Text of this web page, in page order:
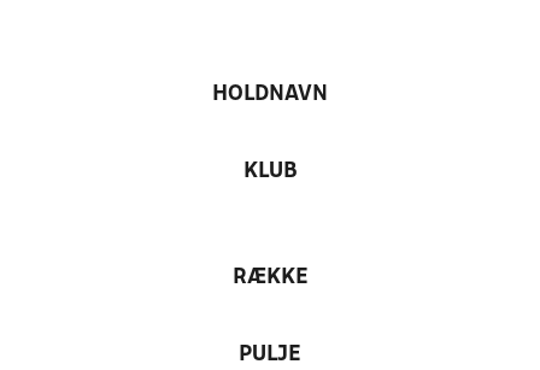
HOLDNAVN
KLUB
RÆKKE
PULJE